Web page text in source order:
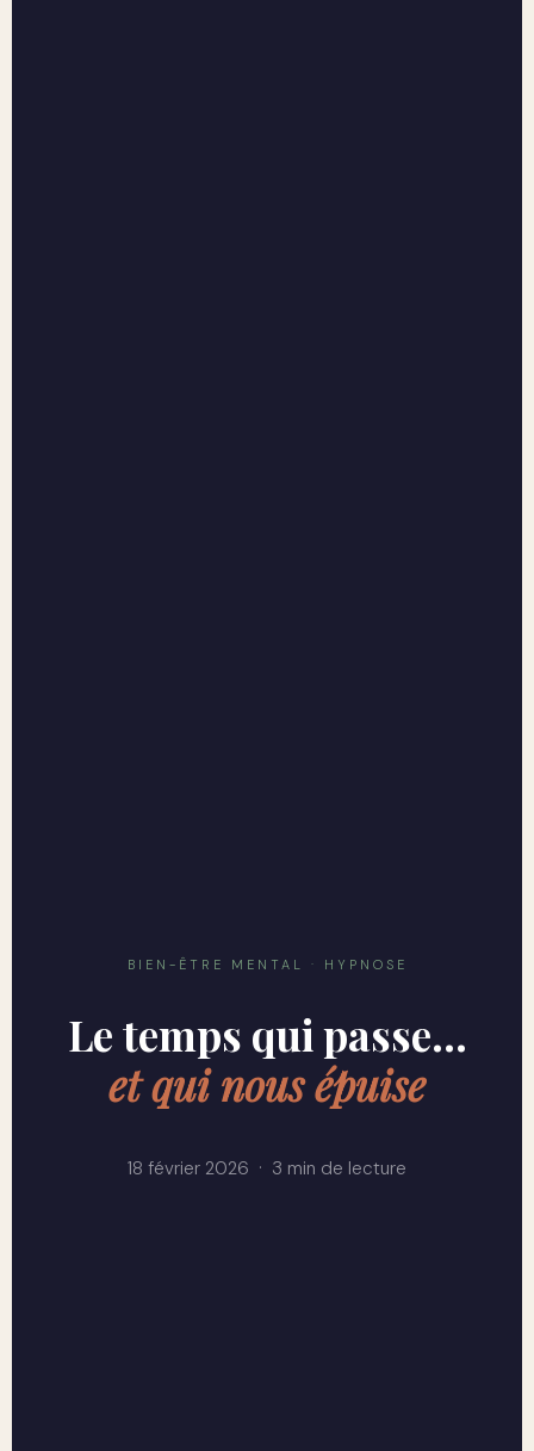
BIEN-ÊTRE MENTAL · HYPNOSE
Le temps qui passe…
et qui nous épuise
18 février 2026 · 3 min de lecture